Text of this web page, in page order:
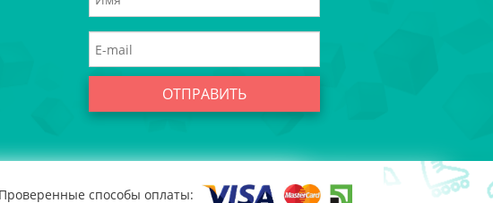
ОТПРАВИТЬ
Проверенные способы оплаты: